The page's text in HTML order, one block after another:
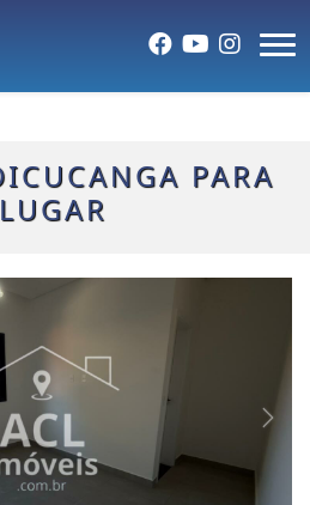
PARA